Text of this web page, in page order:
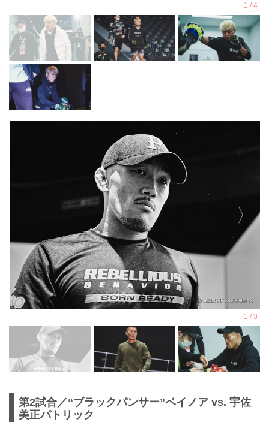
第2試合／“ブラックパンサー”ベイノア vs. 宇佐
美正パトリック